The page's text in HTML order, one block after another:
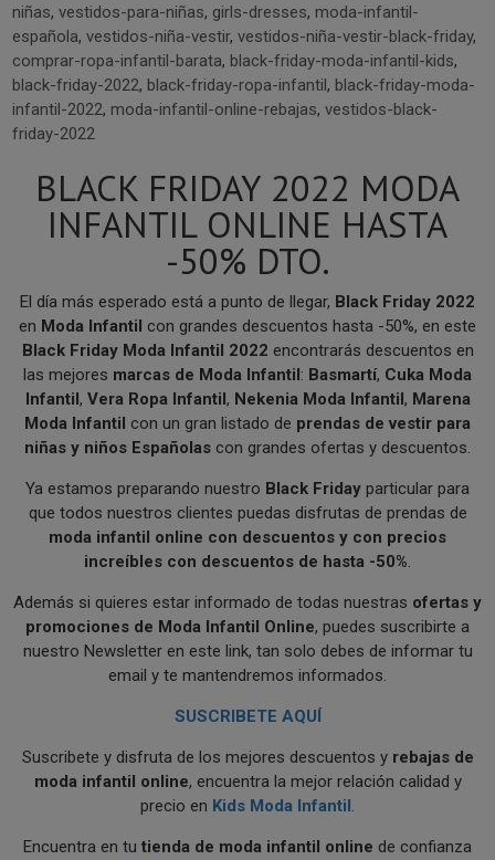
niñas, vestidos-para-niñas, girls-dresses, moda-infantil-
española, vestidos-niña-vestir, vestidos-niña-vestir-black-friday,
comprar-ropa-infantil-barata, black-friday-moda-infantil-kids,
black-friday-2022, black-friday-ropa-infantil, black-friday-moda-
infantil-2022, moda-infantil-online-rebajas, vestidos-black-
friday-2022
BLACK FRIDAY 2022 MODA
INFANTIL ONLINE HASTA
-50% DTO.
El día más esperado está a punto de llegar, Black Friday 2022
en Moda Infantil con grandes descuentos hasta -50%, en este
Black Friday Moda Infantil 2022 encontrarás descuentos en
las mejores marcas de Moda Infantil: Basmartí, Cuka Moda
Infantil, Vera Ropa Infantil, Nekenia Moda Infantil, Marena
Moda Infantil con un gran listado de prendas de vestir para
niñas y niños Españolas con grandes ofertas y descuentos.
Ya estamos preparando nuestro Black Friday particular para
que todos nuestros clientes puedas disfrutas de prendas de
moda infantil online con descuentos y con precios
increíbles con descuentos de hasta -50%.
Además si quieres estar informado de todas nuestras ofertas y
promociones de Moda Infantil Online, puedes suscribirte a
nuestro Newsletter en este link, tan solo debes de informar tu
email y te mantendremos informados.
SUSCRIBETE AQUÍ
Suscribete y disfruta de los mejores descuentos y rebajas de
moda infantil online, encuentra la mejor relación calidad y
precio en Kids Moda Infantil.
Encuentra en tu tienda de moda infantil online de confianza